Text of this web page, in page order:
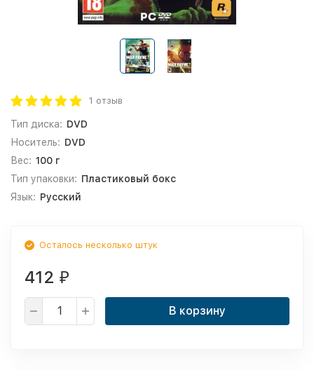
1 отзыв
Тип диска: DVD
Носитель: DVD
Вес: 100 г
Тип упаковки: Пластиковый бокс
Язык: Русский
Осталось несколько штук
412 ₽
В корзину